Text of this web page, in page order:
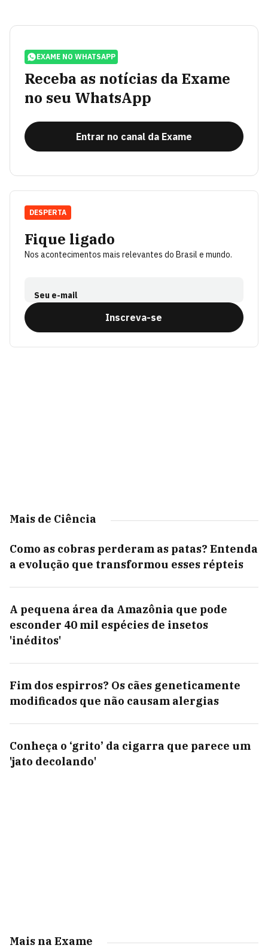
EXAME NO WHATSAPP
Receba as notícias da Exame
no seu WhatsApp
Entrar no canal da Exame
Fique ligado
Nos acontecimentos mais relevantes do Brasil e mundo.
Seu e-mail
Inscreva-se
DESPERTA
Mais de Ciência
Como as cobras perderam as patas? Entenda
a evolução que transformou esses répteis
A pequena área da Amazônia que pode
esconder 40 mil espécies de insetos
'inéditos'
Fim dos espirros? Os cães geneticamente
modificados que não causam alergias
Conheça o ‘grito’ da cigarra que parece um
'jato decolando'
Mais na Exame